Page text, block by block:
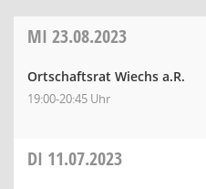
MI 23.08.2023
Ortschaftsrat Wiechs a.R.
19:00-20:45 Uhr
DI 11.07.2023